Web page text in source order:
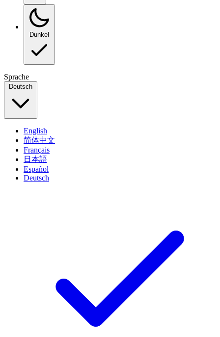
Dunkel
Sprache
Deutsch
English
简体中文
Français
日本語
Español
Deutsch